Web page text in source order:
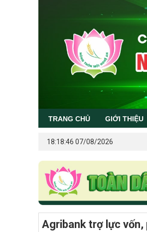
TRANG CHỦ GIỚI THIỆU
18:18:46 07/08/2026
Agribank trợ lực vốn,